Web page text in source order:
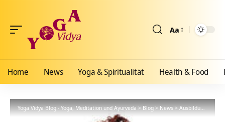
Aa
Home News Yoga & Spiritualität Health & Food
Yoga Vidya Blog - Yoga, Meditation und Ayurveda>Blog>News>Ausbildungen >